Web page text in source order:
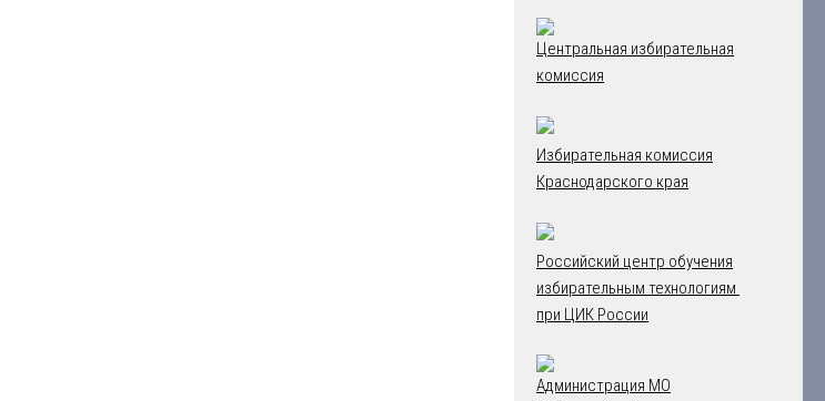
Центральная избирательная
комиссия
Избирательная комиссия
Краснодарского края
Российский центр обучения
избирательным технологиям
при ЦИК России
Администрация МО